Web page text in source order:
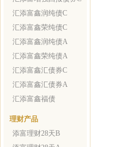
汇添富鑫润纯债C
汇添富鑫荣纯债C
汇添富鑫润纯债A
汇添富鑫荣纯债A
汇添富鑫汇债券C
汇添富鑫汇债券A
汇添富鑫福债
理财产品
添富理财28天B